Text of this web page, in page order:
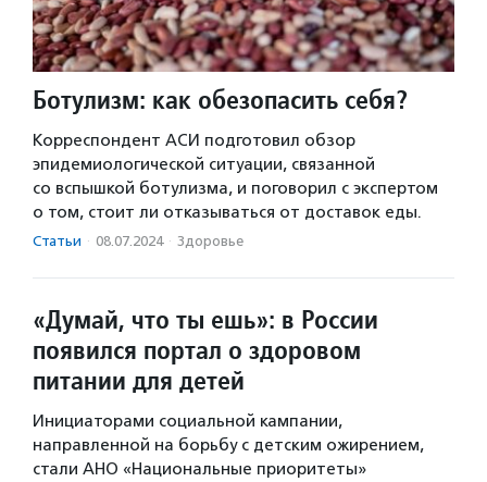
Ботулизм: как обезопасить себя?
Корреспондент АСИ подготовил обзор
эпидемиологической ситуации, связанной
со вспышкой ботулизма, и поговорил с экспертом
о том, стоит ли отказываться от доставок еды.
Статьи · 08.07.2024 · Здоровье
«Думай, что ты ешь»: в России
появился портал о здоровом
питании для детей
Инициаторами социальной кампании,
направленной на борьбу с детским ожирением,
стали АНО «Национальные приоритеты»